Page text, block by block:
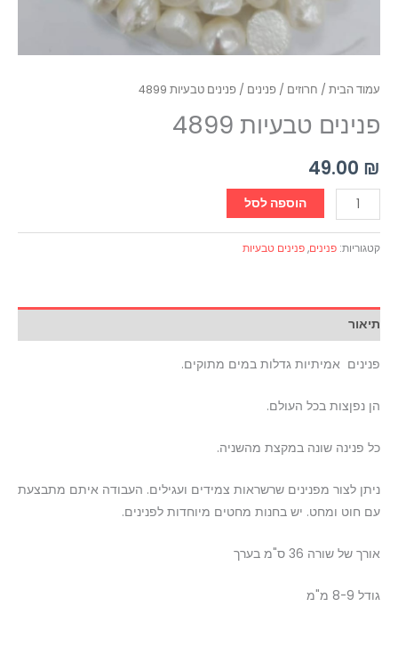
עמוד הבית / חרוזים / פנינים / פנינים טבעיות 4899
פנינים טבעיות 4899
49.00 ₪
הוספה לסל
קטגוריות: פנינים,פנינים טבעיות
תיאור
פנינים אמיתיות גדלות במים מתוקים.
הן נפןצות בכל העולם.
כל פנינה שונה במקצת מהשניה.
ניתן לצור מפנינים שרשראות צמידים ועגילים. העבודה איתם מתבצעת
עם חוט ומחט. יש בחנות מחטים מיוחדות לפנינים.
אורך של שורה 36 ס"מ בערך
גודל 8-9 מ"מ